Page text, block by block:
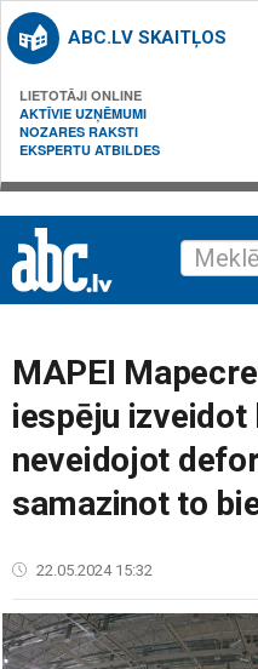
ABC.LV SKAITĻOS
LIETOTĀJI ONLINE
AKTĪVIE UZŅĒMUMI
NOZARES RAKSTI
EKSPERTU ATBILDES
MAPEI
iespēju izveidot
neveidojot
samazinot to
22.05.2024 15:32